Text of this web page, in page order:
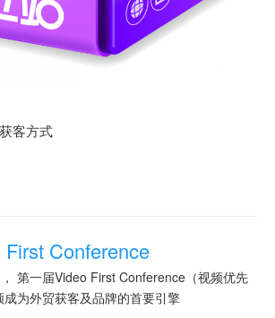
客方式
Conference
第一届Video First Conference（视频优先
为外贸获客及品牌的首要引擎